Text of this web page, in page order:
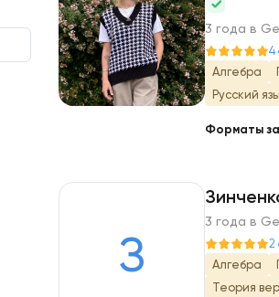
Б 3 года в
4
Алгебра
Русский
Форматы
З
3 года в
2
Алгебра
Теория